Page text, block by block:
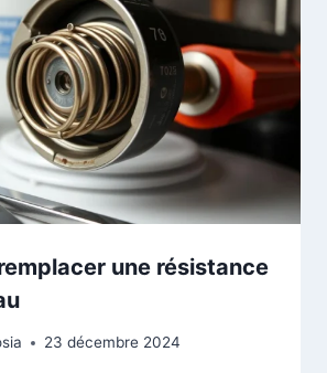
une résistance
23 décembre 2024